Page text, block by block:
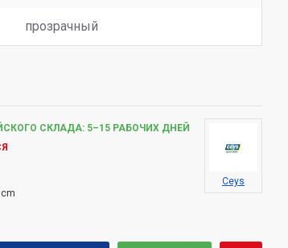
прозрачный
СКЛАДА: 5–15 РАБОЧИХ ДНЕЙ
Ceys